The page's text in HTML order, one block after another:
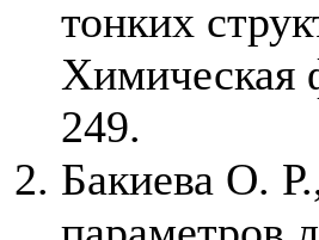
тонких
Химическая
249.
Бакиева О.